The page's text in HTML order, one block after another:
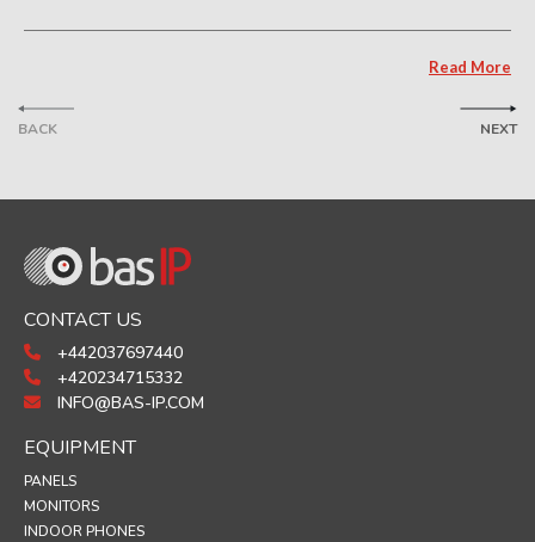
BACK
Read More
NEXT
CONTACT US
+442037697440
+420234715332
INFO@BAS-IP.COM
EQUIPMENT
PANELS
MONITORS
INDOOR PHONES